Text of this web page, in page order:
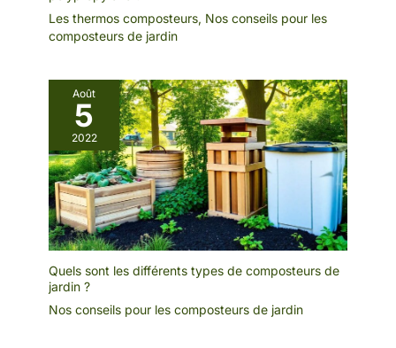
Les thermos composteurs, Nos conseils pour les
composteurs de jardin
Août
5
2022
Quels sont les différents types de composteurs de
jardin ?
Nos conseils pour les composteurs de jardin